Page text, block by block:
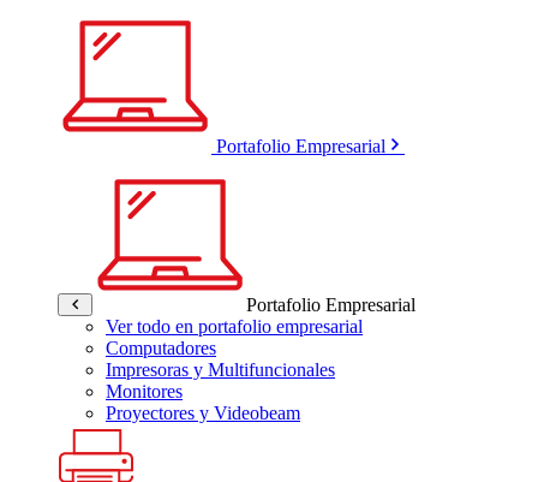
Portafolio Empresarial
Portafolio Empresarial
Ver todo en portafolio empresarial
Computadores
Impresoras y Multifuncionales
Monitores
Proyectores y Videobeam